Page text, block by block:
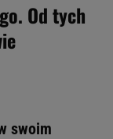
Od tych
swoim